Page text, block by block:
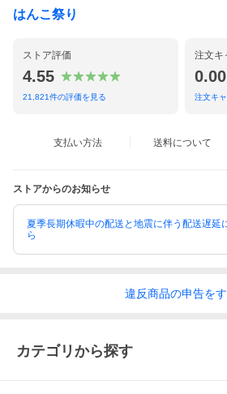
はんこ祭り
ストア評価
4.55
21,821件の評価を見る
注文キ
注文キ
支払い方法 送料について
ストアからのお知らせ
夏季長期休暇中の配送と地震に伴う配送遅
ら
違反商品の申告を
カテゴリから探す